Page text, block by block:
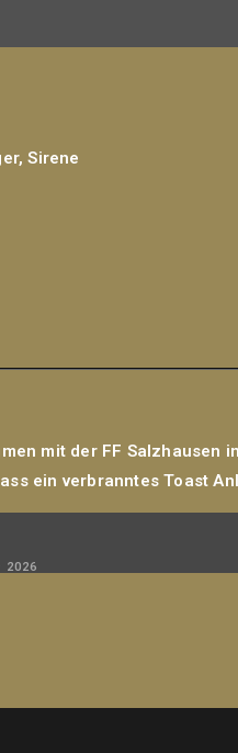
Sirene
mit der FF Salzhausen
ein verbranntes Toast
2026